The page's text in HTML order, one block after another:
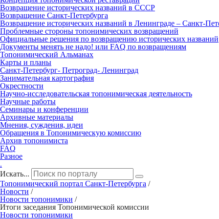
Возвращение исторических названий в СССР
Возвращение Санкт‑Петербурга
Возвращение исторических названий в Ленинграде –
Проблемные стороны топонимических возвращений
Официальные решения по возвращению исторических названий
Документы менять не надо! или FAQ по возвращениям
Топонимический Альманах
Карты и планы
Санкт‑Петербург‑ Петроград‑ Ленинград
Занимательная картография
Окрестности
Научно‑исследовательская топонимическая деятельность
Научные работы
Семинары и конференции
Архивные материалы
Мнения, суждения, идеи
Обращения в Топонимическую комиссию
Архив топонимиста
FAQ
Разное
.
Искать...
Топонимический портал Санкт-Петербурга /
Новости /
Новости топонимики /
Итоги заседания Топонимической комиссии
Новости топонимики